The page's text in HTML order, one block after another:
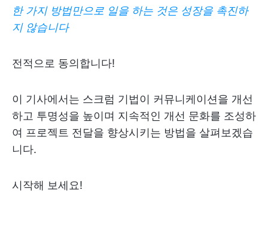
한 가지 방법만으로 일을 하는 것은 성장을 촉진하
지 않습니다
전적으로 동의합니다!
이 기사에서는 스크럼 기법이 커뮤니케이션을 개선
하고 투명성을 높이며 지속적인 개선 문화를 조성하
여 프로젝트 전달을 향상시키는 방법을 살펴보겠습
니다.
시작해 보세요!